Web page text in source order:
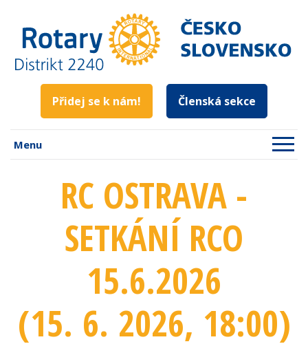
Přidej se k nám! Členská sekce
Menu
RC OSTRAVA -
SETKÁNÍ RCO
15.6.2026
(15. 6. 2026, 18:00)